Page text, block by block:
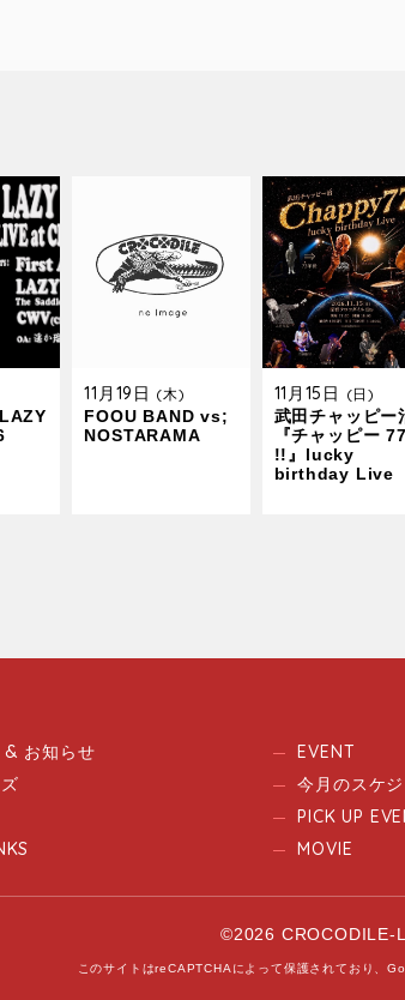
11月19日 (木)
FOOU BAND vs;
NOSTARAMA
11月15日 (日)
武田チャッピー
『チャッピー 77
!!』lucky
birthday Live
& お知らせ
EVENT
今月のスケ
PICK UP
MOVIE
©2026 CROCODILE-
このサイトはreCAPTCHAによって保護されており、